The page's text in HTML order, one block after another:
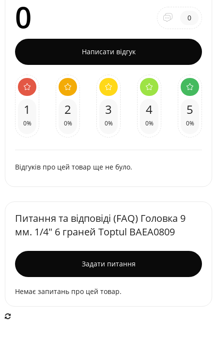
0 0
Написати відгук
1
0%
2
0%
3
0%
4
0%
5
0%
Відгуків про цей товар ще не було.
Питання та відповіді (FAQ) Головка 9
мм. 1/4" 6 граней Toptul BAEA0809
Задати питання
Немає запитань про цей товар.